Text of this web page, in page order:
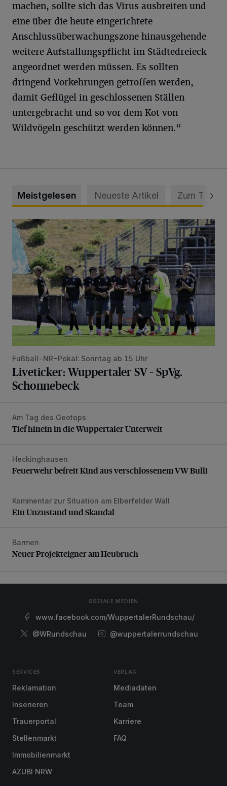
machen, sollte sich das Virus ausbreiten und
eine über die heute eingerichtete
Anschlussüberwachungszone hinausgehende
weitere Aufstallungspflicht im Städtedreieck
angeordnet werden müssen. Es sollten
dringend Vorkehrungen getroffen werden,
damit Geflügel in geschlossenen Ställen
untergebracht und so vor dem Kot von
Wildvögeln geschützt werden können.“
Meistgelesen Neueste Artikel Zum Thema
Liveticker: Wuppertaler SV – SpVg. Schonnebeck
Fußball-NR-Pokal: Sonntag ab 15 Uhr
Liveticker: Wuppertaler SV – SpVg.
Schonnebeck
Tief hinein in die Wuppertaler Unterwelt
Am Tag des Geotops
Tief hinein in die Wuppertaler Unterwelt
Feuerwehr befreit Kind aus verschlossenem VW Bulli
Heckinghausen
Feuerwehr befreit Kind aus verschlossenem VW Bulli
Ein Unzustand und Skandal
Kommentar zur Situation am Elberfelder Wall
Ein Unzustand und Skandal
Neuer Projekteigner am Heubruch
Barmen
Neuer Projekteigner am Heubruch
SOZIALE MEDIEN
www.facebook.com/WuppertalerRundschau/
@WRundschau
@wuppertalerrundschau
SERVICES
Reklamation
Inserieren
Trauerportal
Stellenmarkt
Immobilienmarkt
AZUBI NRW
VERLAG
Mediadaten
Team
Karriere
FAQ